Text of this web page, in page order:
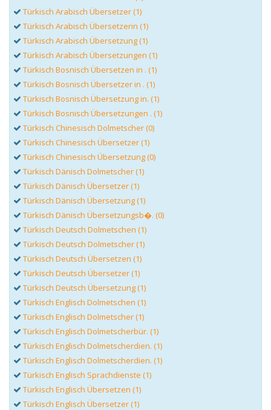
Türkisch Arabisch Übersetzer (1)
Türkisch Arabisch Übersetzerin (1)
Türkisch Arabisch Übersetzung (1)
Türkisch Arabisch Übersetzungen (1)
Türkisch Bosnisch Übersetzen in . (1)
Türkisch Bosnisch Übersetzer in . (1)
Türkisch Bosnisch Übersetzung in. (1)
Türkisch Bosnisch Übersetzungen . (1)
Türkisch Chinesisch Dolmetscher (0)
Türkisch Chinesisch Übersetzer (1)
Türkisch Chinesisch Übersetzung (0)
Türkisch Dänisch Dolmetscher (1)
Türkisch Dänisch Übersetzer (1)
Türkisch Dänisch Übersetzung (1)
Türkisch Dänisch Übersetzungsb�. (0)
Türkisch Deutsch Dolmetschen (1)
Türkisch Deutsch Dolmetscher (1)
Türkisch Deutsch Übersetzen (1)
Türkisch Deutsch Übersetzer (1)
Türkisch Deutsch Übersetzung (1)
Türkisch Englisch Dolmetschen (1)
Türkisch Englisch Dolmetscher (1)
Türkisch Englisch Dolmetscherbür. (1)
Türkisch Englisch Dolmetscherdien. (1)
Türkisch Englisch Dolmetscherdien. (1)
Türkisch Englisch Sprachdienste (1)
Türkisch Englisch Übersetzen (1)
Türkisch Englisch Übersetzer (1)